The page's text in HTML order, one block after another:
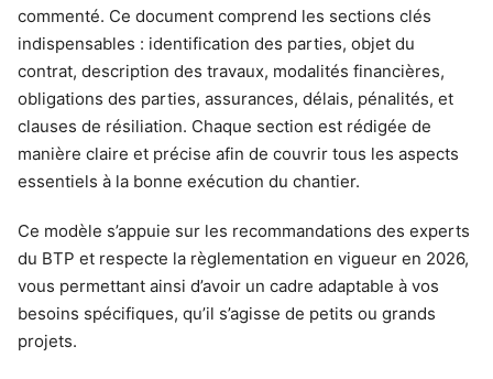
commenté. Ce document comprend les sections clés
indispensables : identification des parties, objet du
contrat, description des travaux, modalités financières,
obligations des parties, assurances, délais, pénalités, et
clauses de résiliation. Chaque section est rédigée de
manière claire et précise afin de couvrir tous les aspects
essentiels à la bonne exécution du chantier.
Ce modèle s’appuie sur les recommandations des experts
du BTP et respecte la règlementation en vigueur en 2026,
vous permettant ainsi d’avoir un cadre adaptable à vos
besoins spécifiques, qu’il s’agisse de petits ou grands
projets.